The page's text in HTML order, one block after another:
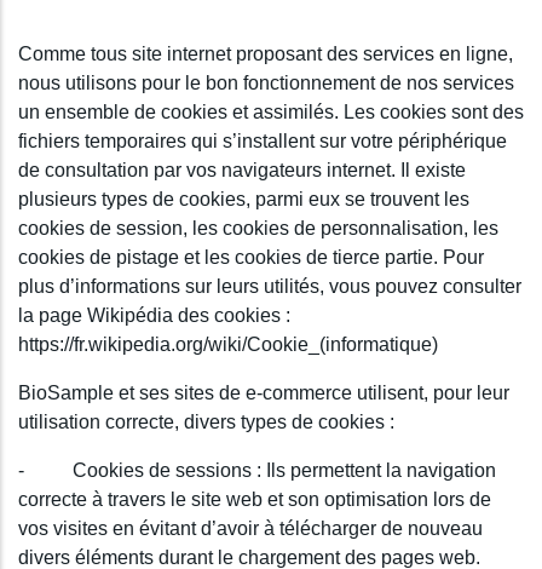
Comme tous site internet proposant des services en ligne,
nous utilisons pour le bon fonctionnement de nos services
un ensemble de cookies et assimilés. Les cookies sont des
fichiers temporaires qui s’installent sur votre périphérique
de consultation par vos navigateurs internet. Il existe
plusieurs types de cookies, parmi eux se trouvent les
cookies de session, les cookies de personnalisation, les
cookies de pistage et les cookies de tierce partie. Pour
plus d’informations sur leurs utilités, vous pouvez consulter
la page Wikipédia des cookies :
https://fr.wikipedia.org/wiki/Cookie_(informatique)
BioSample et ses sites de e-commerce utilisent, pour leur
utilisation correcte, divers types de cookies :
- Cookies de sessions : Ils permettent la navigation
correcte à travers le site web et son optimisation lors de
vos visites en évitant d’avoir à télécharger de nouveau
divers éléments durant le chargement des pages web.